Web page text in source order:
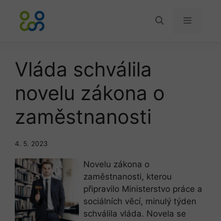
obsah
Menu
Vláda schválila
novelu zákona o
zaměstnanosti
4. 5. 2023
Novelu zákona o
zaměstnanosti, kterou
připravilo Ministerstvo práce a
sociálních věcí, minulý týden
schválila vláda. Novela se